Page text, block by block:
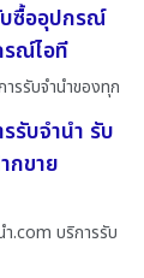
บซื้ออุปกรณ์
รณ์ไอที
รรับจำนำของทุก
รับจำนำ รับ
กขาย
า.com บริการรับ